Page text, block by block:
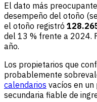
El dato más
desempeño del otoño
el otoño registró
del 13 % frente a 2024.
año.
Los propietarios que
probablemente
calendarios vacíos en
secundaria fiable de